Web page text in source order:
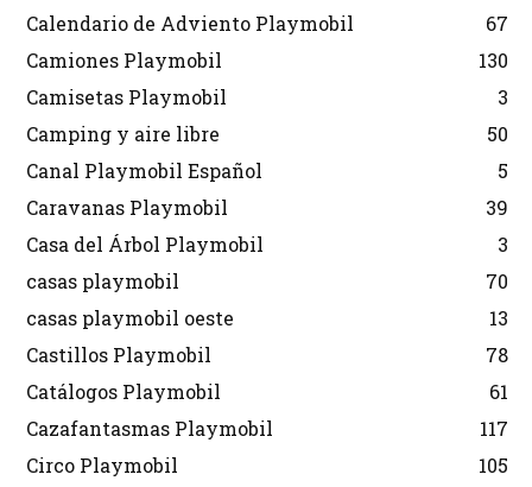
Calendario de Adviento Playmobil
67
Camiones Playmobil
130
Camisetas Playmobil
3
Camping y aire libre
50
Canal Playmobil Español
5
Caravanas Playmobil
39
Casa del Árbol Playmobil
3
casas playmobil
70
casas playmobil oeste
13
Castillos Playmobil
78
Catálogos Playmobil
61
Cazafantasmas Playmobil
117
Circo Playmobil
105